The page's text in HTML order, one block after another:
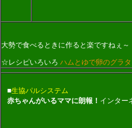
大勢で食べるときに作ると楽ですねぇ～
☆レシピいろいろ ハムとゆで卵のグラ
■生協パルシステム
赤ちゃんがいるママに朗報！ インター